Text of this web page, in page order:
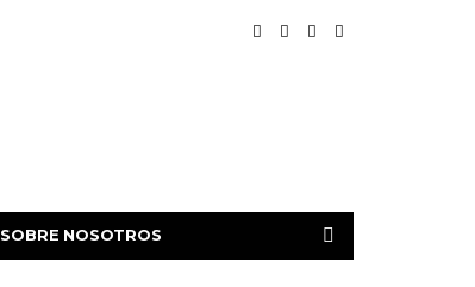
SOBRE NOSOTROS